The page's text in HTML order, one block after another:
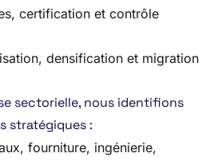
certification et contrôle
densification et migration
sectorielle, nous identifions
stratégiques :
fourniture, ingénierie,